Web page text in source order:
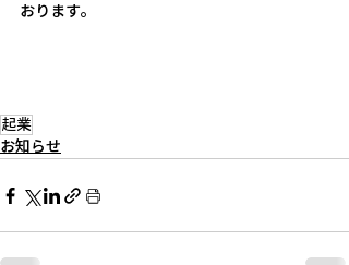
おります。
起業
お知らせ